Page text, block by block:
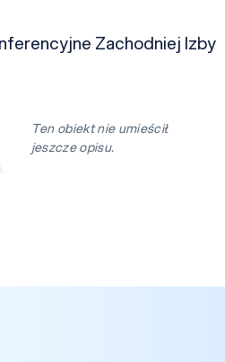
Zachodniej Izby
Ten obiekt nie umieścił
jeszcze opisu.